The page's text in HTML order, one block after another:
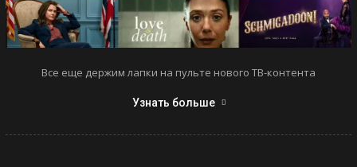
Все еще держим лапки на пульте нового ТВ-контента
Узнать больше